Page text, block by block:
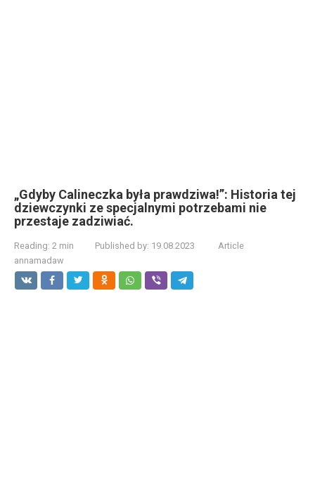
„Gdyby Calineczka była prawdziwa!”: Historia tej
dziewczynki ze specjalnymi potrzebami nie
przestaje zadziwiać.
Reading: 2 min Published by: 19.08.2023
Article
annamadaw